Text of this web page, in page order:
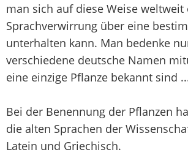
man sich auf diese Weise weltweit
Sprachverwirrung über eine
unterhalten kann. Man bedenke
verschiedene deutsche Namen
eine einzige Pflanze bekannt sind
Bei der Benennung der Pflanzen
die alten Sprachen der
Latein und Griechisch.